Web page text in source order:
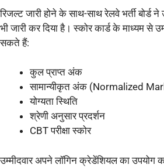
रिजल्ट जारी होने के साथ-साथ रेलवे भर्ती बोर्ड
भी जारी कर दिया है। स्कोर कार्ड के माध्यम से
सकते हैं:
कुल प्राप्त अंक
सामान्यीकृत अंक (Normalized
योग्यता स्थिति
श्रेणी अनुसार प्रदर्शन
CBT परीक्षा स्कोर
उम्मीदवार अपने लॉगिन क्रेडेंशियल का उपयोग